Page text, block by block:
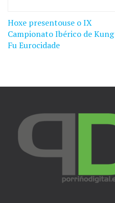
Navegación
de
Hoxe presentouse o IX
Campionato Ibérico de Kung
Fu Eurocidade